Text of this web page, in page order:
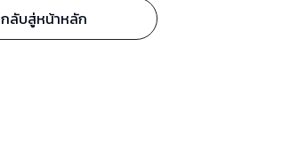
กลับสู่หน้าหลัก